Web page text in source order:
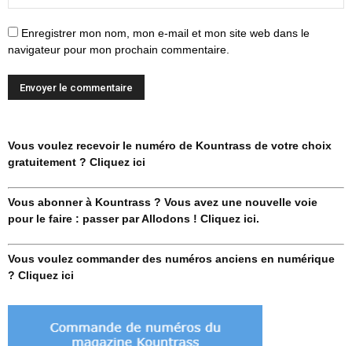
Enregistrer mon nom, mon e-mail et mon site web dans le
navigateur pour mon prochain commentaire.
Vous voulez recevoir le numéro de Kountrass de votre choix
gratuitement ? Cliquez ici
Vous abonner à Kountrass ? Vous avez une nouvelle voie
pour le faire : passer par Allodons ! Cliquez ici.
Vous voulez commander des numéros anciens en numérique
? Cliquez ici